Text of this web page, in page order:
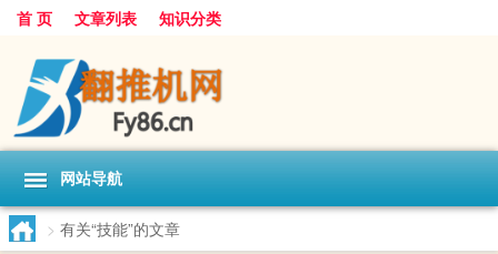
首 页 文章列表 知识分类
网站导航
> 有关“技能”的文章